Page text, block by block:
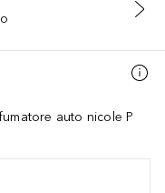
auto nicole P